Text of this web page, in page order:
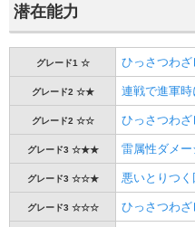
潜在能力
グレード1 ☆ ひっさつわ
グレード2 ☆★ 連戦で進軍
グレード2 ☆☆ ひっさつわ
グレード3 ☆★★ 雷属性ダメ
グレード3 ☆☆★ 悪いとりつ
グレード3 ☆☆☆ ひっさつわ